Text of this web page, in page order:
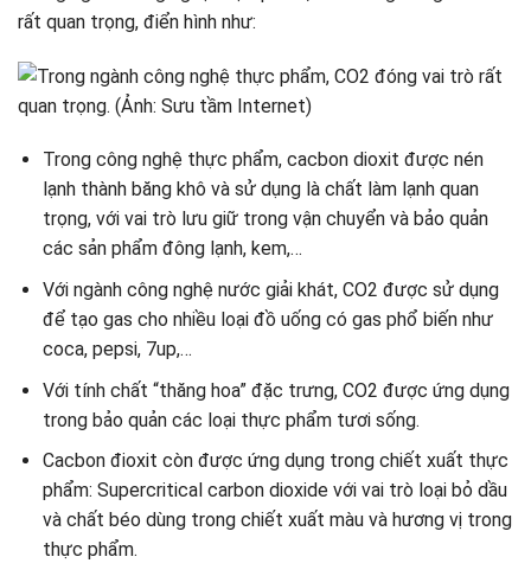
rất quan trọng, điển hình như:
Trong công nghệ thực phẩm, cacbon dioxit được nén
lạnh thành băng khô và sử dụng là chất làm lạnh quan
trọng, với vai trò lưu giữ trong vận chuyển và bảo quản
các sản phẩm đông lạnh, kem,…
Với ngành công nghệ nước giải khát, CO2 được sử dụng
để tạo gas cho nhiều loại đồ uống có gas phổ biến như
coca, pepsi, 7up,…
Với tính chất “thăng hoa” đặc trưng, CO2 được ứng dụng
trong bảo quản các loại thực phẩm tươi sống.
Cacbon đioxit còn được ứng dụng trong chiết xuất thực
phẩm: Supercritical carbon dioxide với vai trò loại bỏ dầu
và chất béo dùng trong chiết xuất màu và hương vị trong
thực phẩm.